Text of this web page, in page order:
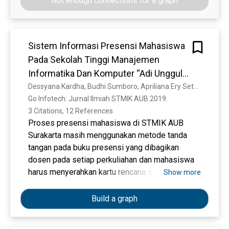
Sistem Informasi Presensi Mahasiswa
Pada Sekolah Tinggi Manajemen
Informatika Dan Komputer “Adi Unggul
Bhirawa” (STMIK AUB) Surakarta
Go Infotech: Jurnal Ilmiah STMIK AUB 2019.
3 Citations, 12 References
Proses presensi mahasiswa di STMIK AUB
Surakarta masih menggunakan metode tanda
tangan pada buku presensi yang dibagikan
dosen pada setiap perkuliahan dan mahasiswa
harus menyerahkan kartu rencana studi (KRS)
membawa KRS dalam perkuliahan dan lupa
membubuhkan tanda tangan dibuku presensi.
Tujuan penelitian ini adalah membangun Aplikasi
Show more
Build a graph